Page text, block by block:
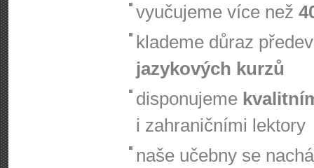
vyučujeme více než
klademe důraz
jazykových kurzů
disponujeme
i zahraničními lektory
naše učebny se